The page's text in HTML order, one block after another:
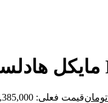
تومانقیمت فعلی: 2,385,000 تومان.